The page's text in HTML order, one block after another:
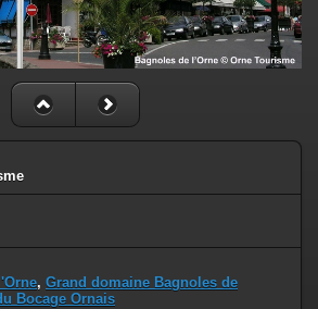
, Grand domaine Bagnoles de
Bocage Ornais